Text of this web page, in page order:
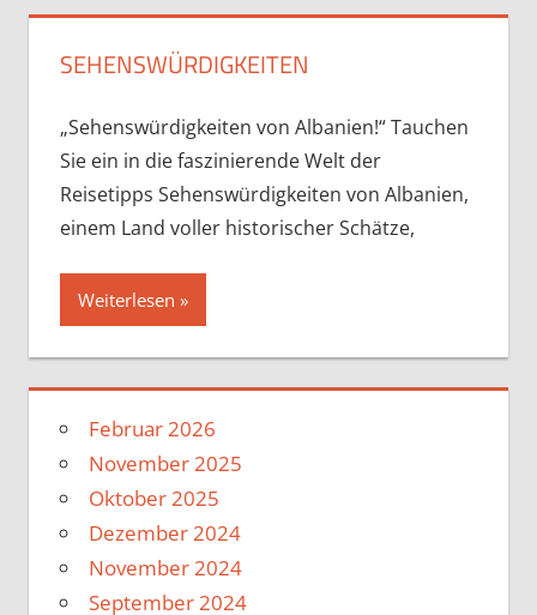
SEHENSWÜRDIGKEITEN
„Sehenswürdigkeiten von Albanien!“ Tauchen
Sie ein in die faszinierende Welt der
Reisetipps Sehenswürdigkeiten von Albanien,
einem Land voller historischer Schätze,
Weiterlesen
Februar 2026
November 2025
Oktober 2025
Dezember 2024
November 2024
September 2024